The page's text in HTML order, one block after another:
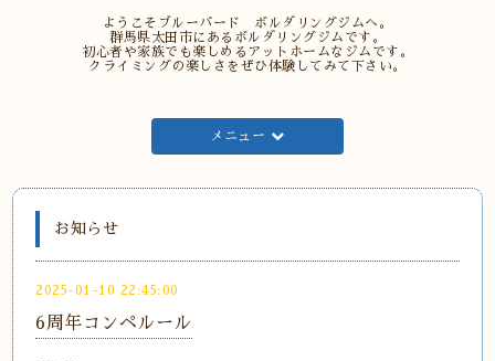
ようこそブルーバード ボルダリングジムへ。
群馬県太田市にあるボルダリングジムです。
初心者や家族でも楽しめるアットホームなジムです。
クライミングの楽しさをぜひ体験してみて下さい。
メニュー
お知らせ
2025-01-10 22:45:00
6周年コンペルール